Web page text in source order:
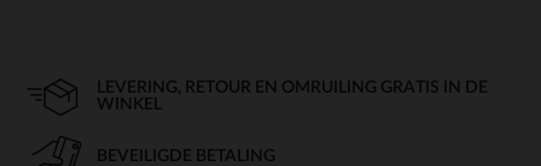
LEVERING, RETOUR EN OMRUILING GRATIS IN DE
WINKEL
BEVEILIGDE BETALING